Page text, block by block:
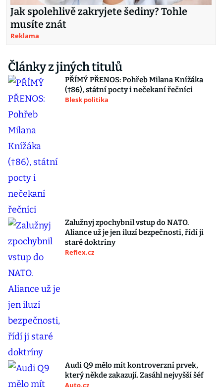
Jak spolehlivě zakryjete šediny? Tohle
musíte znát
Reklama
Články z jiných titulů
PŘÍMÝ PŘENOS: Pohřeb Milana Knížáka
(†86), státní pocty i nečekaní řečníci
Blesk politika
Zalužnyj zpochybnil vstup do NATO.
Aliance už je jen iluzí bezpečnosti, řídí ji
staré doktríny
Reflex.cz
Audi Q9 mělo mít kontroverzní prvek,
který někde zakazují. Zasáhl nejvyšší šéf
Auto.cz